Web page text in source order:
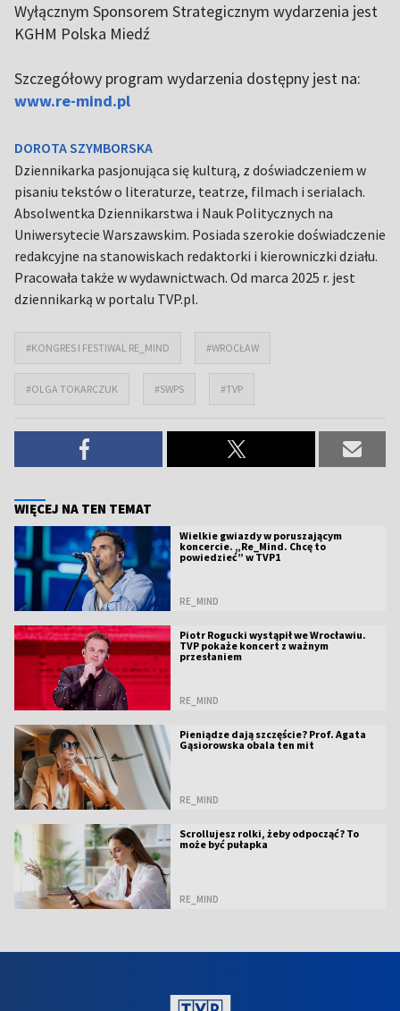
Wyłącznym Sponsorem Strategicznym wydarzenia jest
KGHM Polska Miedź
Szczegółowy program wydarzenia dostępny jest na:
www.re-mind.pl
DOROTA SZYMBORSKA
Dziennikarka pasjonująca się kulturą, z doświadczeniem w
pisaniu tekstów o literaturze, teatrze, filmach i serialach.
Absolwentka Dziennikarstwa i Nauk Politycznych na
Uniwersytecie Warszawskim. Posiada szerokie doświadczenie
redakcyjne na stanowiskach redaktorki i kierowniczki działu.
Pracowała także w wydawnictwach. Od marca 2025 r. jest
dziennikarką w portalu TVP.pl.
#KONGRES I FESTIWAL RE_MIND #WROCŁAW
#OLGA TOKARCZUK #SWPS #TVP
WIĘCEJ NA TEN TEMAT
Wielkie gwiazdy w poruszającym
koncercie. „Re_Mind. Chcę to
powiedzieć” w TVP1
RE_MIND
Piotr Rogucki wystąpił we Wrocławiu.
TVP pokaże koncert z ważnym
przesłaniem
RE_MIND
Pieniądze dają szczęście? Prof. Agata
Gąsiorowska obala ten mit
RE_MIND
Scrollujesz rolki, żeby odpocząć? To
może być pułapka
RE_MIND